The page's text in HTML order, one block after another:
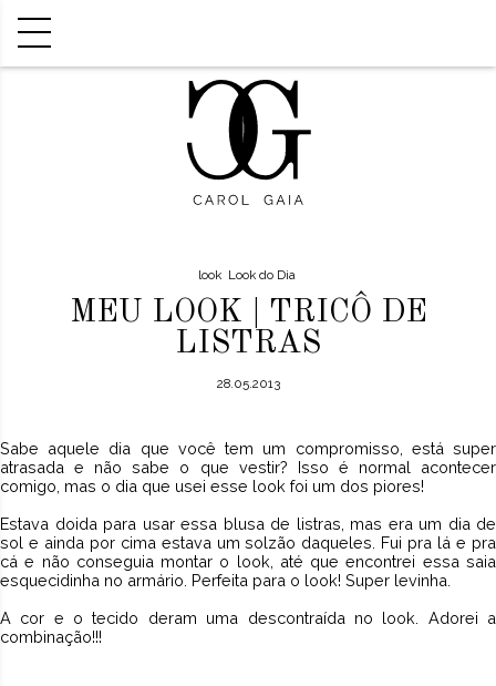
look Look do Dia
MEU LOOK | TRICÔ DE
LISTRAS
28.05.2013
Sabe aquele dia que você tem um compromisso, está super
atrasada e não sabe o que vestir? Isso é normal acontecer
comigo, mas o dia que usei esse look foi um dos piores!
Estava doida para usar essa blusa de listras, mas era um dia de
sol e ainda por cima estava um solzão daqueles. Fui pra lá e pra
cá e não conseguia montar o look, até que encontrei essa saia
esquecidinha no armário. Perfeita para o look! Super levinha.
A cor e o tecido deram uma descontraída no look. Adorei a
combinação!!!